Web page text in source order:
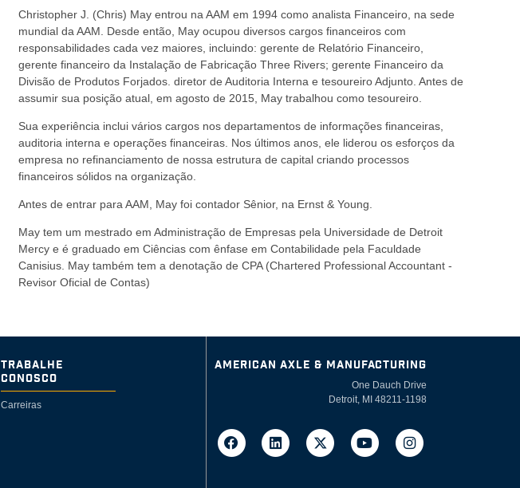
Christopher J. (Chris) May entrou na AAM em 1994 como analista Financeiro, na sede
mundial da AAM. Desde então, May ocupou diversos cargos financeiros com
responsabilidades cada vez maiores, incluindo: gerente de Relatório Financeiro,
gerente financeiro da Instalação de Fabricação Three Rivers; gerente Financeiro da
Divisão de Produtos Forjados. diretor de Auditoria Interna e tesoureiro Adjunto. Antes de
assumir sua posição atual, em agosto de 2015, May trabalhou como tesoureiro.
Sua experiência inclui vários cargos nos departamentos de informações financeiras,
auditoria interna e operações financeiras. Nos últimos anos, ele liderou os esforços da
empresa no refinanciamento de nossa estrutura de capital criando processos
financeiros sólidos na organização.
Antes de entrar para AAM, May foi contador Sênior, na Ernst & Young.
May tem um mestrado em Administração de Empresas pela Universidade de Detroit
Mercy e é graduado em Ciências com ênfase em Contabilidade pela Faculdade
Canisius. May também tem a denotação de CPA (Chartered Professional Accountant -
Revisor Oficial de Contas)
Trabalhe
Conosco
Carreiras
AMERICAN AXLE & MANUFACTURING
One Dauch Drive
Detroit, MI 48211-1198